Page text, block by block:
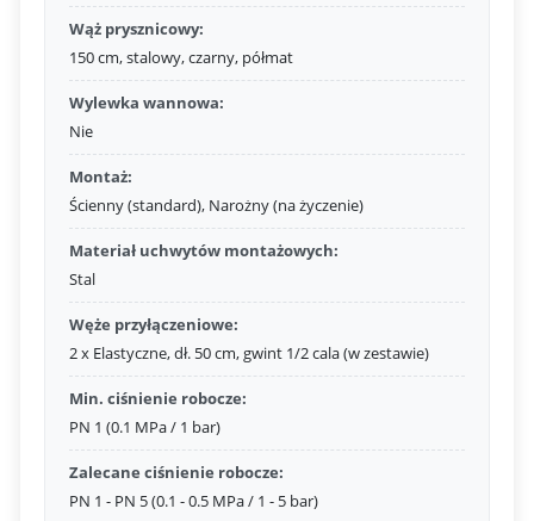
Wąż prysznicowy:
150 cm, stalowy, czarny, półmat
Wylewka wannowa:
Nie
Montaż:
Ścienny (standard), Narożny (na życzenie)
Materiał uchwytów montażowych:
Stal
Węże przyłączeniowe:
2 x Elastyczne, dł. 50 cm, gwint 1/2 cala (w zestawie)
Min. ciśnienie robocze:
PN 1 (0.1 MPa / 1 bar)
Zalecane ciśnienie robocze:
PN 1 - PN 5 (0.1 - 0.5 MPa / 1 - 5 bar)